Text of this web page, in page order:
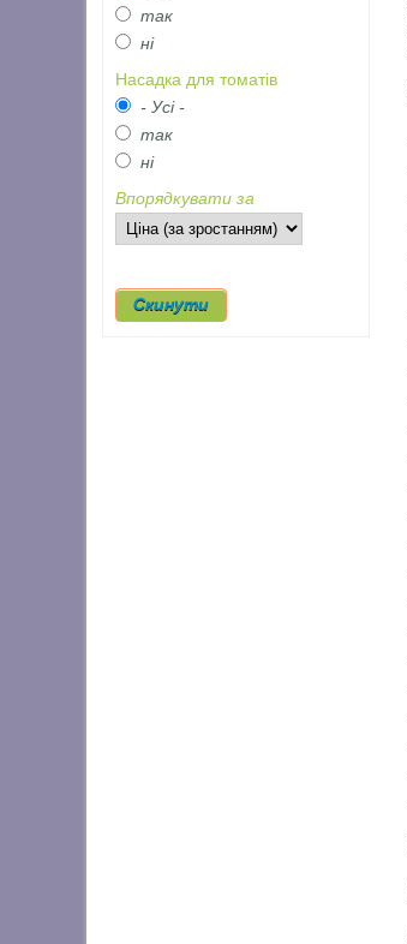
так
ні
Насадка для томатів
- Усі -
так
ні
Впорядкувати за